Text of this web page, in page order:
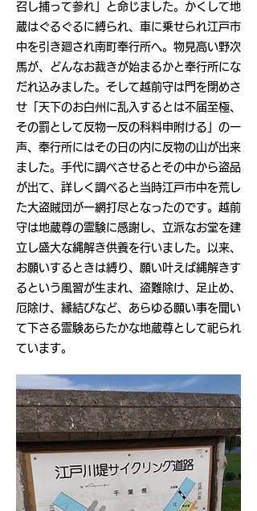
召し捕って参れ」と命じました。かくして地
蔵はぐるぐるに縛られ、車に乗せられ江戸市
中を引き廻され南町奉行所へ。物見高い野次
馬が、どんなお裁きが始まるかと奉行所にな
だれ込みました。そして越前守は門を閉めさ
せ「天下のお白州に乱入するとは不届至極、
その罰として反物一反の科料申附ける」の一
声、奉行所にはその日の内に反物の山が出来
ました。手代に調べさせるとその中から盗品
が出て、詳しく調べると当時江戸市中を荒し
た大盗賊団が一網打尽となったのです。越前
守は地蔵尊の霊験に感謝し、立派なお堂を建
立し盛大な縄解き供養を行いました。以来、
お願いするときは縛り、願い叶えば縄解きす
るという風習が生まれ、盗難除け、足止め、
厄除け、縁結びなど、あらゆる願い事を聞い
て下さる霊験あらたかな地蔵尊として祀られ
ています。